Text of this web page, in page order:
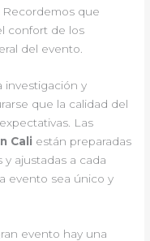
que
confort de los
del evento.
investigación y
que la calidad del
Las
Cali están preparadas
ajustadas a cada
evento sea único y
evento hay una